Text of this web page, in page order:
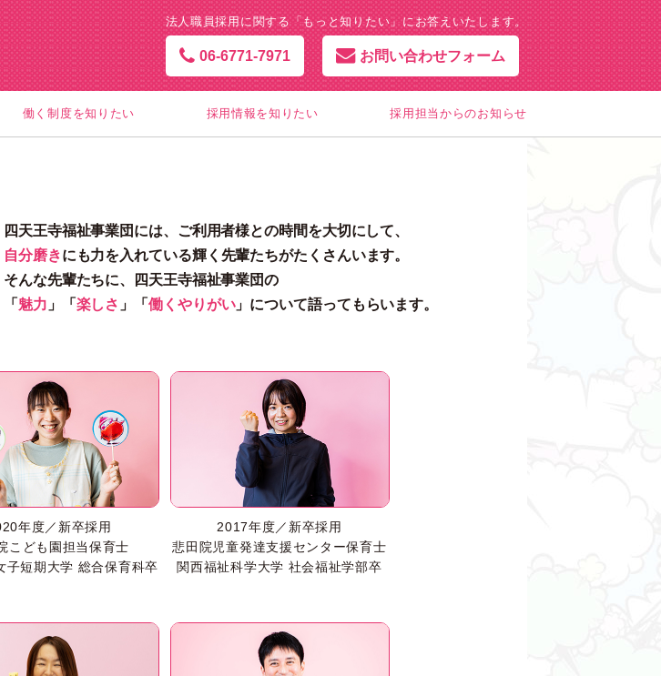
法人職員採用に関する「もっと知りたい」にお答えいたします。
06-6771-7971 お問い合わせフォーム
働く制度を知りたい 採用情報を知りたい 採用担当からのお知らせ
四天王寺福祉事業団には、ご利用者様との時間を大切にして、
自分磨きにも力を入れている輝く先輩たちがたくさんいます。
そんな先輩たちに、四天王寺福祉事業団の
「 魅力 」「 楽しさ 」「働くやりがい」について語ってもらいます。
年度／新卒採用
こども園担当保育士
子短期大学 総合保育科卒
2017年度／新卒採用
悲田院児童発達支援センター保育士
関西福祉科学大学 社会福祉学部卒